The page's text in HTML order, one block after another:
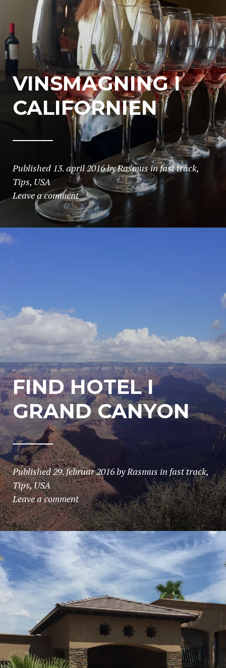
VINSMAGNING I
CALIFORNIEN
Published 13. april 2016byRasmusinfast track,
Tips, USA
Leave a comment
FIND HOTEL I
GRAND CANYON
Published29. februar 2016byRasmus in fast track,
Tips,USA
Leave a comment